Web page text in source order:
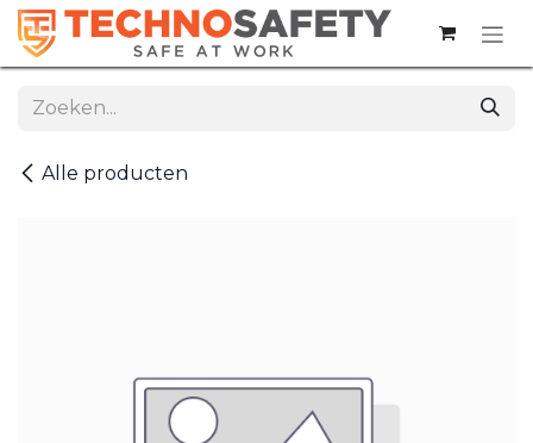
Overslaan naar inhoud
Alle producten